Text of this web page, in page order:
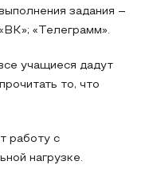
задания –
«Телеграмм».
учащиеся дадут
то, что
работу с
нагрузке.